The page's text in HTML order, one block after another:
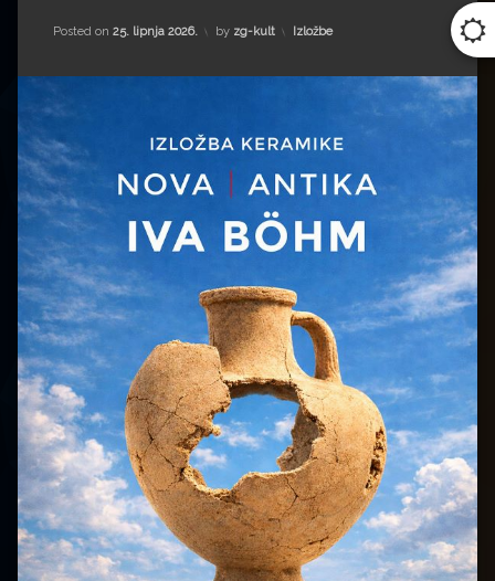
Posted on 25. lipnja 2026.
Updated on 25. lipnja 2026.
by zg-kult Kategorije:
Izložbe